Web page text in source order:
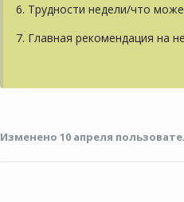
6. Трудности недели/что
7. Главная рекомендация на
Изменено 10 апреля